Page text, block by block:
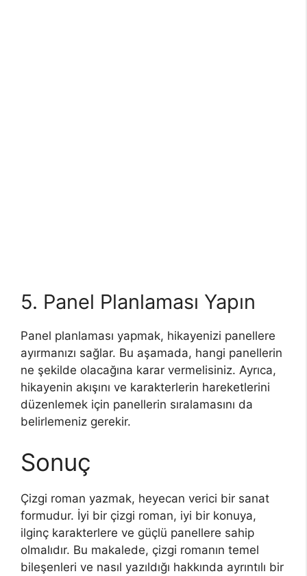
5. Panel Planlaması Yapın
Panel planlaması yapmak, hikayenizi panellere
ayırmanızı sağlar. Bu aşamada, hangi panellerin
ne şekilde olacağına karar vermelisiniz. Ayrıca,
hikayenin akışını ve karakterlerin hareketlerini
düzenlemek için panellerin sıralamasını da
belirlemeniz gerekir.
Sonuç
Çizgi roman yazmak, heyecan verici bir sanat
formudur. İyi bir çizgi roman, iyi bir konuya,
ilginç karakterlere ve güçlü panellere sahip
olmalıdır. Bu makalede, çizgi romanın temel
bileşenleri ve nasıl yazıldığı hakkında ayrıntılı bir